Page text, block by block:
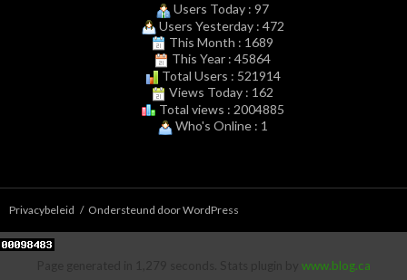
Users Today : 97
Users Yesterday : 472
This Month : 1689
This Year : 45864
Total Users : 521914
Views Today : 162
Total views : 2004885
Who's Online : 1
Privacybeleid Ondersteund door WordPress
www.blog.ca